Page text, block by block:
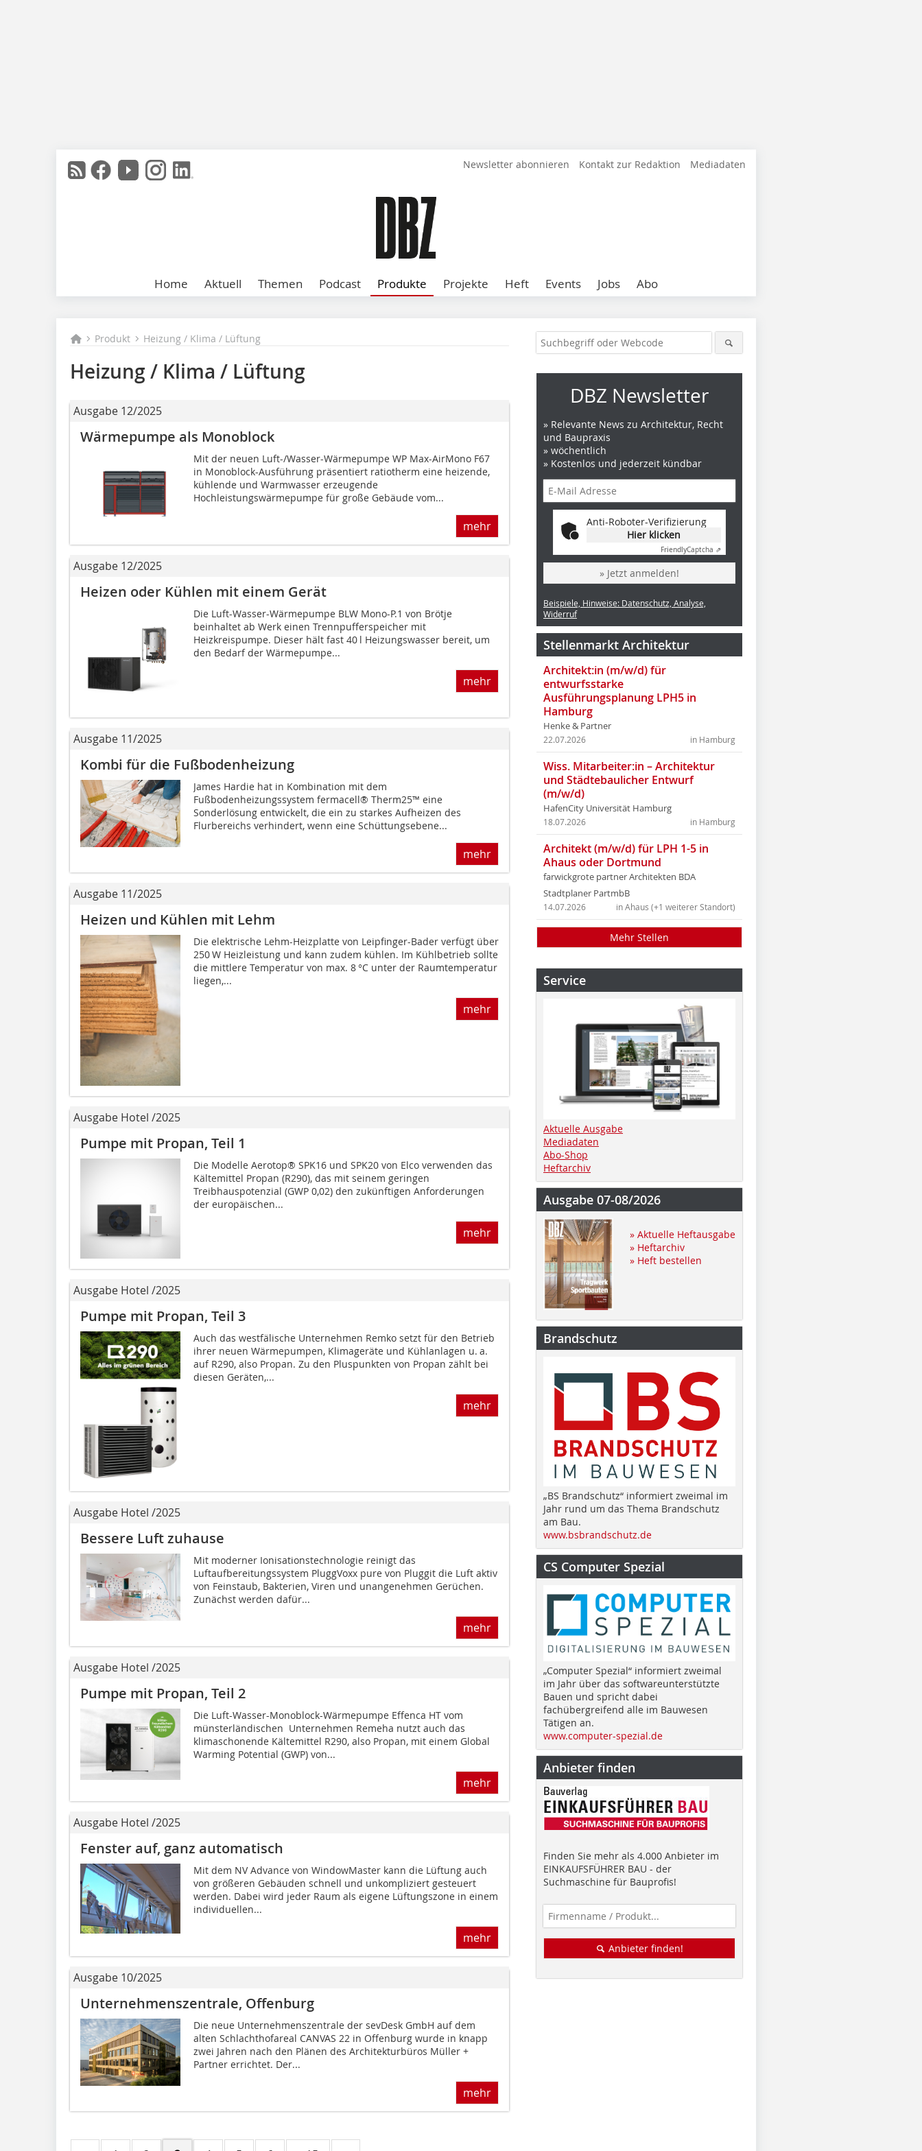
Newsletter abonnieren Kontakt zur Redaktion Mediadaten
Home Aktuell Themen Podcast Produkte Projekte Heft Events Jobs Abo
Produkt Heizung / Klima / Lüftung
Heizung / Klima / Lüftung
Ausgabe 12/2025
Wärmepumpe als Monoblock
Mit der neuen Luft-/Wasser-Wärmepumpe WP Max-AirMono F67
in Monoblock-Ausführung präsentiert ratiotherm eine heizende,
kühlende und Warmwasser erzeugende
Hochleistungswärmepumpe für große Gebäude vom...
mehr
Ausgabe 12/2025
Heizen oder Kühlen mit einem Gerät
Die Luft-Wasser-Wärmepumpe BLW Mono-P.1 von Brötje
beinhaltet ab Werk einen Trennpuffer­speicher mit
Heizkreispumpe. Dieser hält fast 40 l Heizungswasser bereit, um
den Bedarf der Wärmepumpe...
mehr
Ausgabe 11/2025
Kombi für die Fußbodenheizung
James Hardie hat in Kombination mit dem
Fußbodenheizungssystem fermacell® Therm25™ eine
Sonderlösung entwickelt, die ein zu starkes Aufheizen des
Flurbereichs verhindert, wenn eine Schüttungsebene...
mehr
Ausgabe 11/2025
Heizen und Kühlen mit Lehm
Die elektrische Lehm-Heizplatte von Leipfinger-Bader verfügt über
250 W Heizleistung und kann zudem kühlen. Im Kühlbetrieb sollte
die mittlere Temperatur von max. 8 °C unter der Raumtemperatur
liegen,...
mehr
Ausgabe Hotel /2025
Pumpe mit Propan, Teil 1
Die Modelle Aerotop® SPK16 und SPK20 von Elco verwenden das
Kältemittel Propan (R290), das mit seinem geringen
Treibhauspotenzial (GWP 0,02) den zukünftigen Anforderungen
der europäischen...
mehr
Ausgabe Hotel /2025
Pumpe mit Propan, Teil 3
Auch das westfälische Unternehmen Remko setzt für den Betrieb
ihrer neuen Wärmepumpen, Klimageräte und Kühlanlagen u. a.
auf R290, also Propan. Zu den Pluspunkten von Propan zählt bei
diesen Geräten,...
mehr
Ausgabe Hotel /2025
Bessere Luft zuhause
Mit moderner Ionisationstechnologie reinigt das
Luftaufbereitungssystem PluggVoxx pure von Pluggit die Luft aktiv
von Feinstaub, Bakterien, Viren und unangenehmen Gerüchen.
Zunächst werden dafür...
mehr
Ausgabe Hotel /2025
Pumpe mit Propan, Teil 2
Die Luft-Wasser-Monoblock-Wärmepumpe ­Effenca HT vom
münsterländischen Unternehmen Remeha nutzt auch das
klimaschonende Kältemittel R290, also Propan, mit einem Global
Warming Potential (GWP) von...
mehr
Ausgabe Hotel /2025
Fenster auf, ganz automatisch
Mit dem NV Advance von WindowMaster kann die Lüftung auch
von größeren Gebäuden schnell und unkompliziert gesteuert
werden. Dabei wird jeder Raum als eigene Lüftungszone in einem
individuellen...
mehr
Ausgabe 10/2025
Unternehmenszentrale, Offenburg
Die neue Unternehmenszentrale der sevDesk GmbH auf dem
alten Schlachthofareal CANVAS 22 in Offenburg wurde in knapp
zwei Jahren nach den Plänen des Architekturbüros Müller +
Partner errichtet. Der...
mehr
DBZ Newsletter
» Relevante News zu Architektur, Recht
und Baupraxis
» wöchentlich
» Kostenlos und jederzeit kündbar
Anti-Roboter-Verifizierung
Hier klicken
FriendlyCaptcha ⇗
» Jetzt anmelden!
Beispiele, Hinweise: Datenschutz, Analyse,
Widerruf
Stellenmarkt Architektur
Architekt:in (m/w/d) für
entwurfsstarke
Ausführungsplanung LPH5 in
Hamburg
Henke & Partner
in Hamburg
22.07.2026
Wiss. Mitarbeiter:in – Architektur
und Städtebaulicher Entwurf
(m/w/d)
HafenCity Universität Hamburg
in Hamburg
18.07.2026
Architekt (m/w/d) für LPH 1-5 in
Ahaus oder Dortmund
farwickgrote partner Architekten BDA
Stadtplaner PartmbB
in Ahaus (+1 weiterer Standort)
14.07.2026
Mehr Stellen
Service
Aktuelle Ausgabe
Mediadaten
Abo-Shop
Heftarchiv
Ausgabe 07-08/2026
» Aktuelle Heftausgabe
» Heftarchiv
» Heft bestellen
Brandschutz
„BS Brandschutz“ informiert zweimal im
Jahr rund um das Thema Brandschutz
am Bau.
www.bsbrandschutz.de
CS Computer Spezial
„Computer Spezial“ informiert zweimal
im Jahr über das softwareunterstützte
Bauen und spricht dabei
fachübergreifend alle im Bauwesen
Tätigen an.
www.computer-spezial.de
Anbieter finden
Finden Sie mehr als 4.000 Anbieter im
EINKAUFSFÜHRER BAU - der
Suchmaschine für Bauprofis!
Anbieter finden!